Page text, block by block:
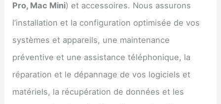
Pro, Mac Mini) et accessoires. Nous assurons
l’installation et la configuration optimisée de vos
systèmes et appareils, une maintenance
préventive et une assistance téléphonique, la
réparation et le dépannage de vos logiciels et
matériels, la récupération de données et les